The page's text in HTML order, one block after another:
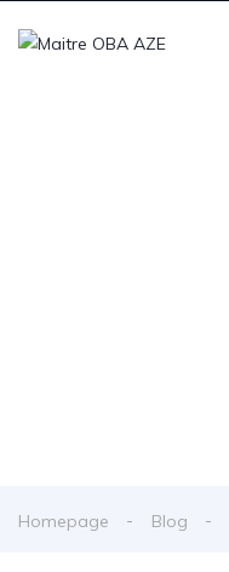
Homepage Blog